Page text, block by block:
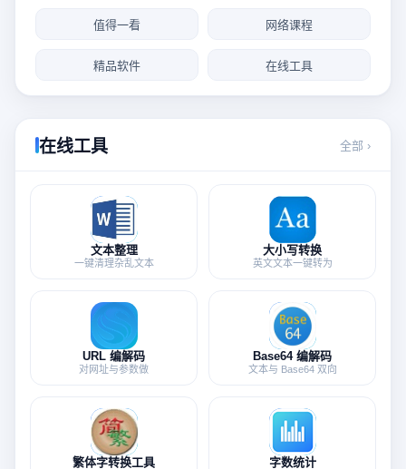
值得一看 网络课程
精品软件 在线工具
在线工具 全部 ›
文本整理
一键清理杂乱文本
大小写转换
英文文本一键转为
URL 编解码
对网址与参数做
Base64 编解码
文本与 Base64 双向
繁体字转换工具 字数统计